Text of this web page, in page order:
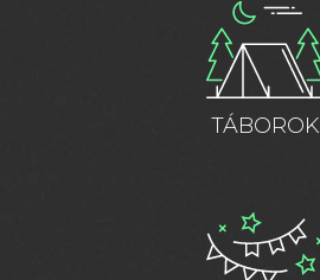
TÁBOROK